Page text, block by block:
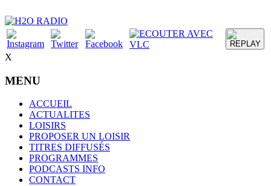
X
MENU
ACCUEIL
ACTUALITES
LOISIRS
PROPOSER UN LOISIR
TITRES DIFFUSÉS
PROGRAMMES
PODCASTS INFO
CONTACT